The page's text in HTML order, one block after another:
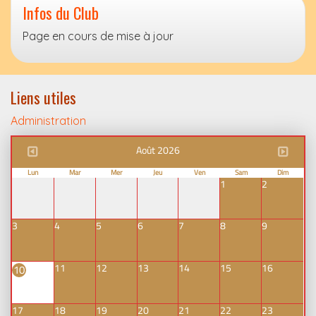
Infos du Club
Page en cours de mise à jour
Liens utiles
Administration
Août 2026
Lun Mar Mer Jeu Ven Sam Dim
1 2
3 4 5 6 7 8 9
10 11 12 13 14 15 16
17 18 19 20 21 22 23